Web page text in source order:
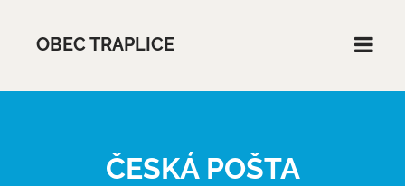
OBEC TRAPLICE
ČESKÁ POŠTA